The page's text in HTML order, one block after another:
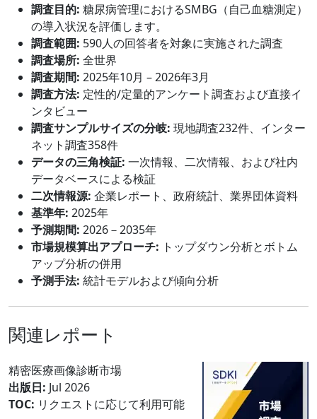
調査目的: 糖尿病管理におけるSMBG（自己血糖測定）
の導入状況を評価します。
調査範囲: 590人の回答者を対象に実施された調査
調査場所: 全世界
調査期間: 2025年10月 – 2026年3月
調査方法: 定性的/定量的アンケート調査および直接イ
ンタビュー
調査サンプルサイズの分岐: 現地調査232件、インター
ネット調査358件
データの三角検証: 一次情報、二次情報、および社内
データベースによる検証
二次情報源: 企業レポート、政府統計、業界団体資料
基準年: 2025年
予測期間: 2026－2035年
市場規模算出アプローチ: トップダウン分析とボトム
アップ分析の併用
予測手法: 統計モデルおよび傾向分析
関連レポート
精密医療画像診断市場
出版日: Jul 2026
TOC: リクエストに応じて利用可能